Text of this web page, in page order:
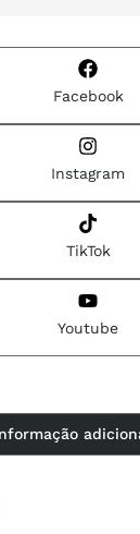
Facebook
Instagram
TikTok
Youtube